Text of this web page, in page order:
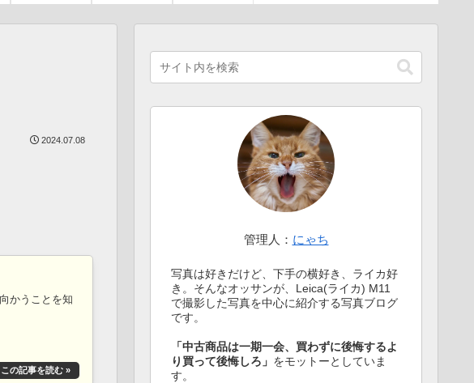
2024.07.08
かうことを知
管理人： にゃち
写真は好きだけど、下手の横好き、ライカ好
き。そんなオッサンが、Leica(ライカ) M11
で撮影した写真を中心に紹介する写真ブログ
です。
「中古商品は一期一会、買わずに後悔するよ
り買って後悔しろ」 をモットーとしていま
す。